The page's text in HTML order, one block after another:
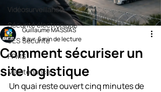
Vidéosurveillance
Sécurité électronique
SES Sécurité
PPMS
Maintenance
Comment sécuriser un
site logistique
Guillaume MASSIAS
8 avr. 6 min de lecture
Un quai reste ouvert cinq minutes de